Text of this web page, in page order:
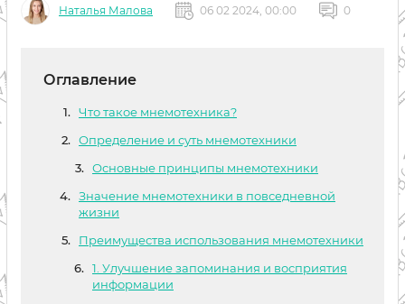
Наталья Малова 06 02 2024, 00:00 0
Оглавление
Что такое мнемотехника?
Определение и суть мнемотехники
Основные принципы мнемотехники
Значение мнемотехники в повседневной
жизни
Преимущества использования мнемотехники
1. Улучшение запоминания и восприятия
информации